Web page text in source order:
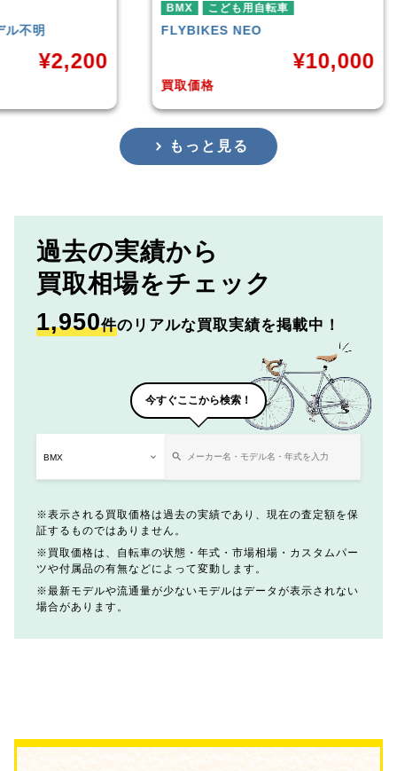
NEO
¥
BMX
HARO
もっと見る
過去の実績から
買取相場をチェック
1,950件のリアルな買取実績を掲載中！
今すぐここから検索！
表示される買取価格は過去の実績であり、現在の査定額を保
証するものではありません。
買取価格は、自転車の状態・年式・市場相場・カスタムパー
ツや付属品の有無などによって変動します。
最新モデルや流通量が少ないモデルはデータが表示されない
場合があります。